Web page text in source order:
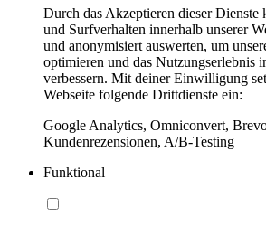
Durch das Akzeptieren dieser
und Surfverhalten innerhalb unserer
und anonymisiert auswerten, um
optimieren und das Nutzungserlebnis
verbessern. Mit deiner Einwilligung
Webseite folgende Drittdienste ein:
Google Analytics, Omniconvert,
Kundenrezensionen, A/B-Testing
Funktional